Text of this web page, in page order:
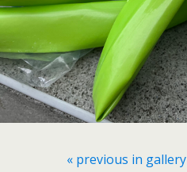
« previous in gallery